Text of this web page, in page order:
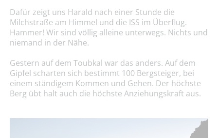
Dafür zeigt uns Harald nach einer Stunde die
Milchstraße am Himmel und die ISS im Überflug.
Hammer! Wir sind völlig alleine unterwegs. Nichts und
niemand in der Nähe.
Gestern auf dem Toubkal war das anders. Auf dem
Gipfel scharten sich bestimmt 100 Bergsteiger, bei
einem ständigem Kommen und Gehen. Der höchste
Berg übt halt auch die höchste Anziehungskraft aus.